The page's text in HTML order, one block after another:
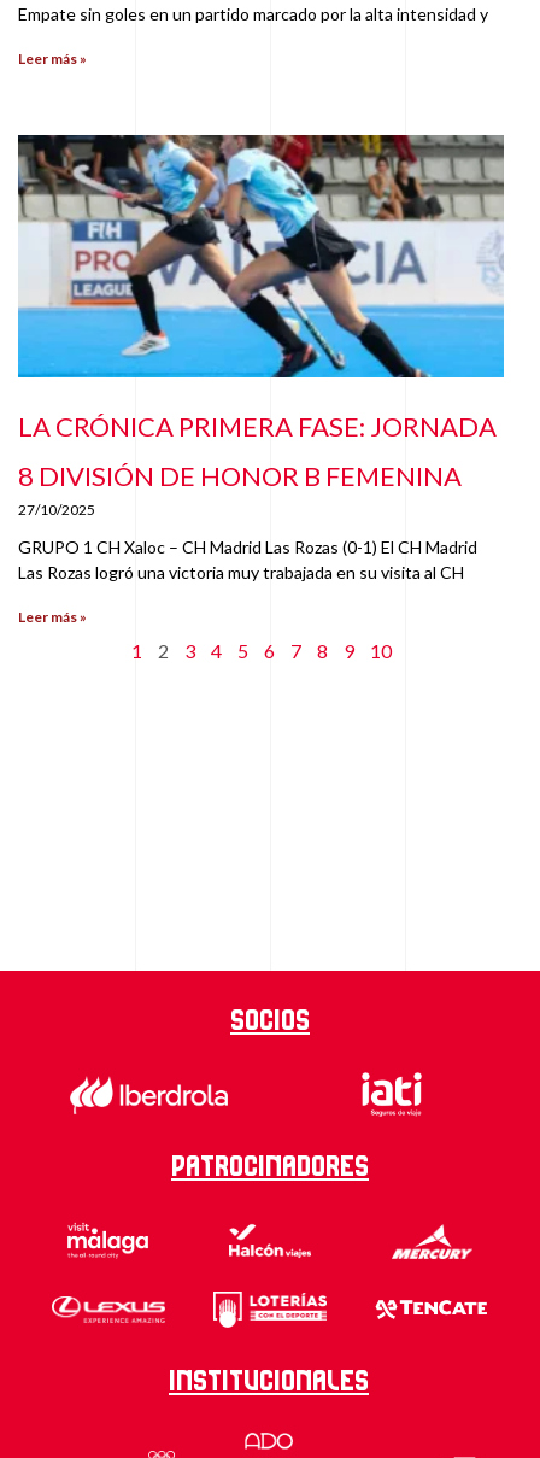
Empate sin goles en un partido marcado por la alta intensidad y
Leer más »
LA CRÓNICA PRIMERA FASE: JORNADA
8 DIVISIÓN DE HONOR B FEMENINA
27/10/2025
GRUPO 1 CH Xaloc – CH Madrid Las Rozas (0-1) El CH Madrid
Las Rozas logró una victoria muy trabajada en su visita al CH
Leer más »
1 2 3 4 5 6 7 8 9 10
Socios
Patrocinadores
Institucionales